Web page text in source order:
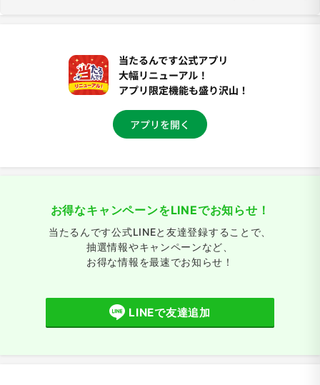
お得なキャンペーンをLINEでお知らせ！
当たるんです公式LINEと友達登録することで、
抽選情報やキャンペーンなど、
お得な情報を最速でお知らせ！
LINEで友達追加